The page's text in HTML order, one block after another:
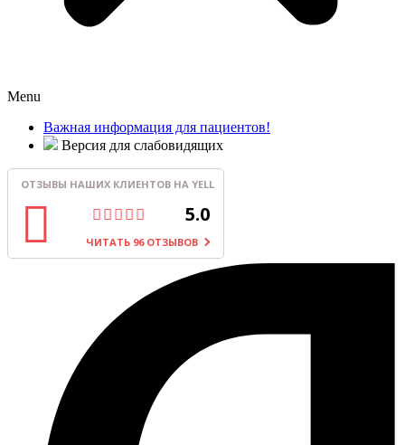
Menu
Важная информация для пациентов!
Версия для слабовидящих
ОТЗЫВЫ НАШИХ КЛИЕНТОВ НА YELL
5.0
ЧИТАТЬ 96 ОТЗЫВОВ